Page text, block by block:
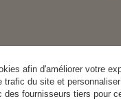
afin d'améliorer votre
trafic du site et
des fournisseurs tiers pour